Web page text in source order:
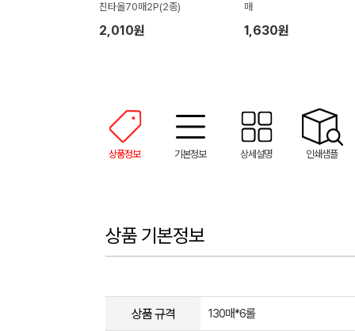
친타올70매2P(2종)
2,010원
매
1,630원
상품정보 기본정보 상세설명 인쇄샘플
상품 기본정보
상품 규격 130매*6롤